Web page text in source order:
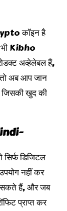
कॉइन है
Kibho
अव्हेलेबल हैं,
अब आप जान
खुद की
डिजिटल
नहीं कर
हैं, और जब
प्राप्त कर